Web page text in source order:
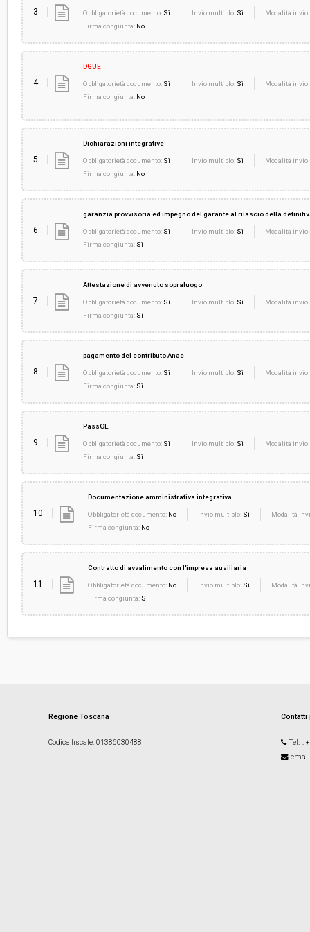
3 Obbligatorietà documento: Sì Invio multiplo: Sì
Modalità invio
Firma congiunta: No
4
DGUE
Obbligatorietà documento: Sì Invio multiplo: Sì
Modalità invio
Firma congiunta: No
5
Dichiarazioni integrative
Obbligatorietà documento: Sì Invio multiplo: Sì
Modalità invio
Firma congiunta: No
6
garanzia provvisoria ed impegno del garante al rilascio della
Obbligatorietà documento: Sì Invio multiplo: Sì
Modalità invio
Firma congiunta: Sì
7
Attestazione di avvenuto sopraluogo
Obbligatorietà documento: Sì Invio multiplo: Sì
Modalità invio
Firma congiunta: Sì
8
pagamento del contributo Anac
Obbligatorietà documento: Sì Invio multiplo: Sì
Modalità invio
Firma congiunta: Sì
9
PassOE
Obbligatorietà documento: Sì Invio multiplo: Sì
Modalità invio
Firma congiunta: Sì
10
Documentazione amministrativa integrativa
Obbligatorietà documento: No Invio multiplo: Sì
Modalità
Firma congiunta: No
11
Contratto di avvalimento con l'impresa ausiliaria
Obbligatorietà documento: No Invio multiplo: Sì
Modalità
Firma congiunta: Sì
Regione Toscana
Codice fiscale: 01386030488 Tel. :
email